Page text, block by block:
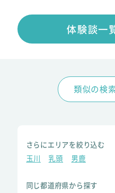
体験談一
類似の検
さらにエリアを絞り込む
玉川
乳頭 男鹿
同じ都道府県から探す